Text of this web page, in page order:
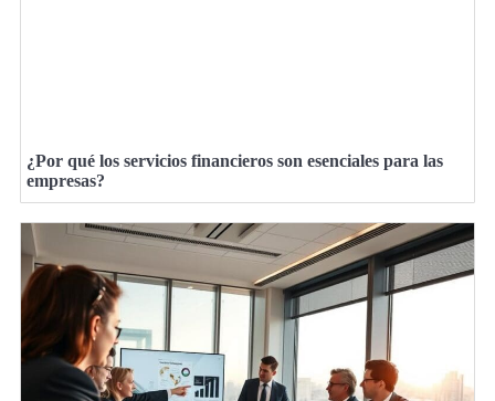
¿Por qué los servicios financieros son esenciales para las
empresas?